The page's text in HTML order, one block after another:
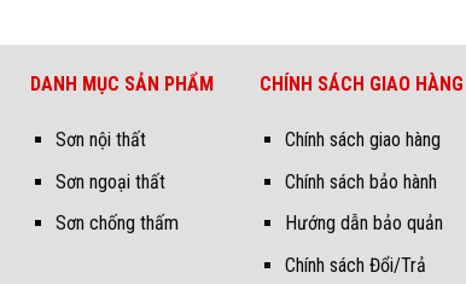
DANH MỤC SẢN PHẨM
Sơn nội thất
Sơn ngoại thất
Sơn chống thấm
CHÍNH SÁCH GIAO HÀNG
Chính sách giao hàng
Chính sách bảo hành
Hướng dẫn bảo quản
Chính sách Đổi/Trả